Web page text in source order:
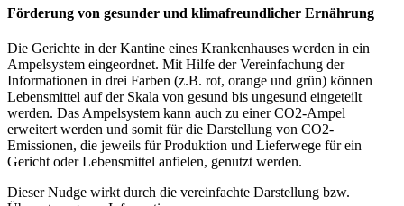
Förderung von gesunder und klimafreundlicher Ernährung
Die Gerichte in der Kantine eines Krankenhauses werden in ein
Ampelsystem eingeordnet. Mit Hilfe der Vereinfachung der
Informationen in drei Farben (z.B. rot, orange und grün) können
Lebensmittel auf der Skala von gesund bis ungesund eingeteilt
werden. Das Ampelsystem kann auch zu einer CO2-Ampel
erweitert werden und somit für die Darstellung von CO2-
Emissionen, die jeweils für Produktion und Lieferwege für ein
Gericht oder Lebensmittel anfielen, genutzt werden.
Dieser Nudge wirkt durch die vereinfachte Darstellung bzw.